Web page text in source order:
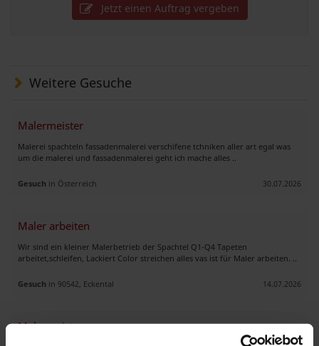
Jetzt einen Auftrag vergeben
Weitere Gesuche
Malermeister
Malerei spachteln fassadenmalerei verschifene tchniken aller art egal was
um die malerei und fassadenmalerei geht ich mache alles ..
Gesuch in Österreich 30.07.2026
Maler arbeiten
Wir sind ein kleiner Malerbetrieb der Spachtel Q1-Q4 Tapeten
arbeitet,schleifen, Lackiert Color streichen alles vas ist für Maler arbeiten. ..
Gesuch in 90542, Eckental 14.07.2026
Malermeister